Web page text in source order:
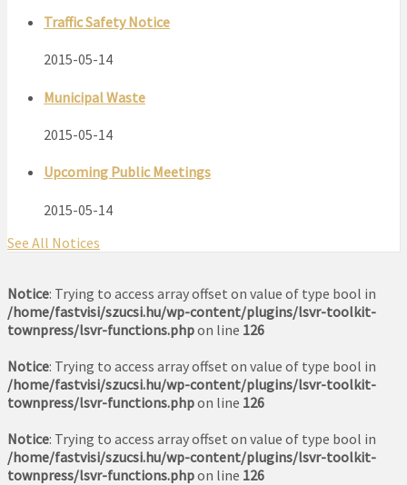
Traffic Safety Notice
2015-05-14
Municipal Waste
2015-05-14
Upcoming Public Meetings
2015-05-14
See All Notices
Notice: Trying to access array offset on value of type bool in
/home/fastvisi/szucsi.hu/wp-content/plugins/lsvr-toolkit-
townpress/lsvr-functions.phpon line 126
Notice: Trying to access array offset on value of type bool in
/home/fastvisi/szucsi.hu/wp-content/plugins/lsvr-toolkit-
townpress/lsvr-functions.phpon line 126
Notice: Trying to access array offset on value of type bool in
/home/fastvisi/szucsi.hu/wp-content/plugins/lsvr-toolkit-
townpress/lsvr-functions.phpon line 126